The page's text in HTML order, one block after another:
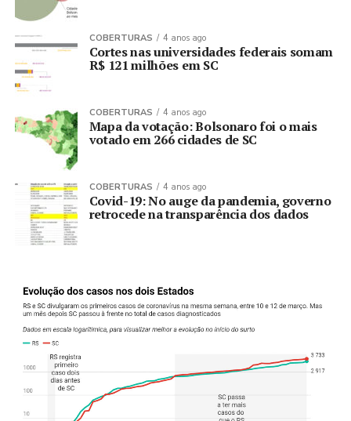
COBERTURAS 4 anos ago
Cortes nas universidades federais somam
R$ 121 milhões em SC
COBERTURAS 4 anos ago
Mapa da votação: Bolsonaro foi o mais
votado em 266 cidades de SC
COBERTURAS 4 anos ago
Covid-19: No auge da pandemia, governo
retrocede na transparência dos dados